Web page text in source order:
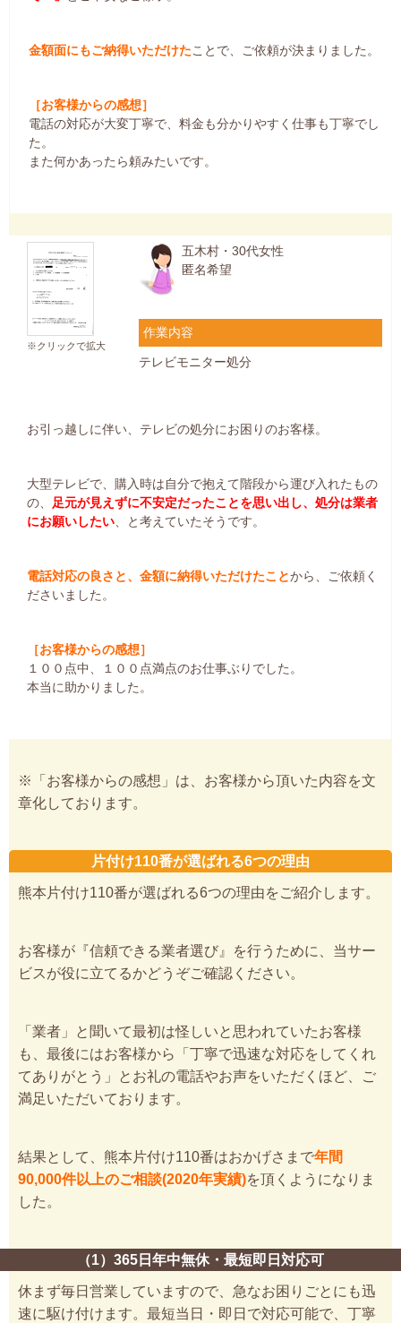
金額面にもご納得いただけたことで、ご依頼が決まりました。
［お客様からの感想］
電話の対応が大変丁寧で、料金も分かりやすく仕事も丁寧でし
た。
また何かあったら頼みたいです。
※クリックで拡大
五木村・30代女性
匿名希望
作業内容
テレビモニター処分
お引っ越しに伴い、テレビの処分にお困りのお客様。
大型テレビで、購入時は自分で抱えて階段から運び入れたもの
の、
足元が見えずに不安定だったことを思い出し、処分は業者
にお願いしたい、と考えていたそうです。
電話対応の良さと、金額に納得いただけたことから、ご依頼く
ださいました。
［お客様からの感想］
１００点中、１００点満点のお仕事ぶりでした。
本当に助かりました。
※「お客様からの感想」は、お客様から頂いた内容を文
章化しております。
片付け110番が選ばれる6つの理由
熊本片付け110番が選ばれる6つの理由をご紹介します。
お客様が『信頼できる業者選び』を行うために、当サー
ビスが役に立てるかどうぞご確認ください。
「業者」と聞いて最初は怪しいと思われていたお客様
も、最後にはお客様から「丁寧で迅速な対応をしてくれ
てありがとう」とお礼の電話やお声をいただくほど、ご
満足いただいております。
結果として、熊本片付け110番はおかげさまで年間
90,000件以上のご相談(2020年実績)を頂くようになりま
した。
（1）365日年中無休・最短即日対応可
休まず毎日営業していますので、急なお困りごとにも迅
速に駆け付けます。最短当日・即日で対応可能で、丁寧